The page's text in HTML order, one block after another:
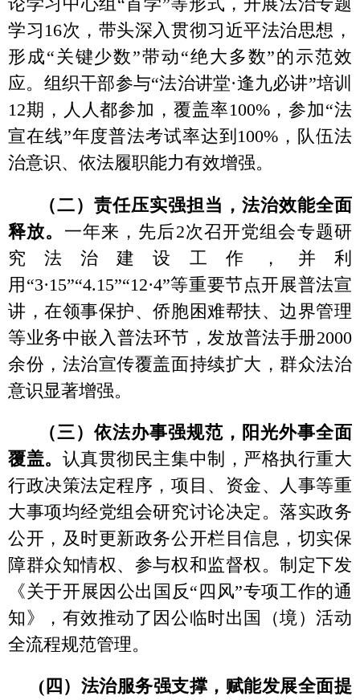
释放。一年来，先后2次召开党组会专题研
究法治建设工作，并利
用“3·15”“4.15”“12·4”等重要节点开展普法宣
讲，在领事保护、侨胞困难帮扶、边界管理
等业务中嵌入普法环节，发放普法手册2000
余份，法治宣传覆盖面持续扩大，群众法治
意识显著增强。
覆盖。认真贯彻民主集中制，严格执行重大
行政决策法定程序，项目、资金、人事等重
大事项均经党组会研究讨论决定。落实政务
公开，及时更新政务公开栏目信息，切实保
障群众知情权、参与权和监督权。制定下发
《关于开展因公出国反“四风”专项工作的通
知》，有效推动了因公临时出国（境）活动
全流程规范管理。
(四）法治服务强支撑，赋能发展全面提
易座谈会、季度招商引资会，邀请外国人来
州经贸洽谈、学术交流21批361人次，为营
造国际化、法治化、市场化的营商环境奠定
了坚实基础。
二、存在的问题
2025年，克州外办虽然在推动落实法治
政府建设工作上取得了一定的成效，但还存
在一些不足：一是法治学习深度有待加强，
转化运用能力需提升。对习近平法治思想的
系统性学习存在碎片化、表面化问题，运用
法治思维破解涉外难题的能力需进一步提